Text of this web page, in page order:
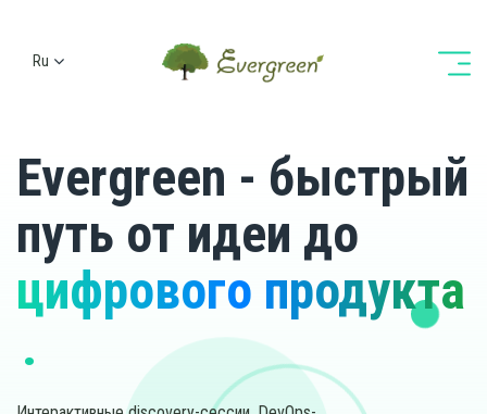
Ru
De
Evergreen - быстрый
путь от идеи до
цифрового продукта